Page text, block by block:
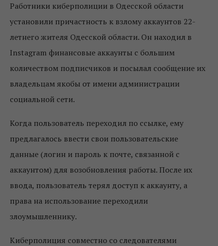
Работники киберполиции в Одесской области
установили причастность к взлому аккаунтов 22-
летнего жителя Одесской области. Он находил в
Instagram финансовые аккаунты с большим
количеством подписчиков и посылал сообщение их
владельцам якобы от имени администрации
социальной сети.
Когда пользователь переходил по ссылке, ему
предлагалось ввести свои пользовательские
данные (логин и пароль к почте, связанной с
аккаунтом) для возобновления работы. После их
ввода, пользователь терял доступ к аккаунту, а
права на использование переходили
злоумышленнику.
Киберполиция совместно со следователями